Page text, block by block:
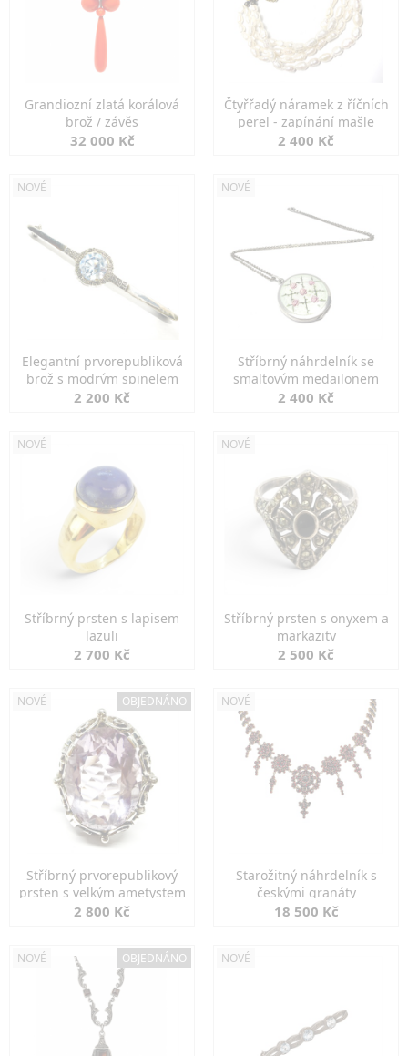
Grandiozní zlatá korálová
brož / závěs
32 000 Kč
Čtyřřadý náramek z říčních
perel - zapínání mašle
2 400 Kč
NOVÉ
Elegantní prvorepubliková
brož s modrým spinelem
2 200 Kč
NOVÉ
Stříbrný náhrdelník se
smaltovým medailonem
2 400 Kč
NOVÉ
Stříbrný prsten s lapisem
lazuli
2 700 Kč
NOVÉ
Stříbrný prsten s onyxem a
markazity
2 500 Kč
NOVÉ OBJEDNÁNO
Stříbrný prvorepublikový
prsten s velkým ametystem
2 800 Kč
NOVÉ
Starožitný náhrdelník s
českými granáty
18 500 Kč
NOVÉ OBJEDNÁNO NOVÉ